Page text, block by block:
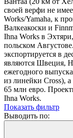
своей верфи не
Works/Yamaha, к
Валкеакоски и
Ihna Works в
польском
экспортируется в
являются Швеция,
ежегодного
из линейки Cross),
65 млн евро.
Ihna Works.
Показать фильтр
Выводить по: